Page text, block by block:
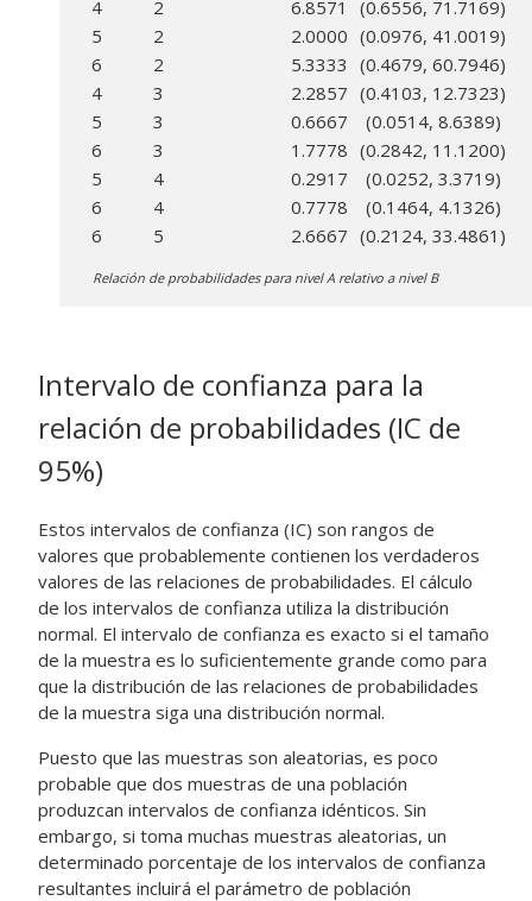
4 2 6.8571
(0.6556, 71.7169)
5
2 2.0000 (0.0976, 41.0019)
6
2 5.3333 (0.4679, 60.7946)
4
3 2.2857 (0.4103, 12.7323)
5
3 0.6667
(0.0514, 8.6389)
6
3 1.7778 (0.2842, 11.1200)
5
4 0.2917
(0.0252, 3.3719)
6
4 0.7778
(0.1464, 4.1326)
6
5 2.6667 (0.2124, 33.4861)
Relación de probabilidades para nivel A relativo a nivel B
Intervalo de confianza para la
relación de probabilidades (IC de
95%)
Estos intervalos de confianza (IC) son rangos de
valores que probablemente contienen los verdaderos
valores de las relaciones de probabilidades. El cálculo
de los intervalos de confianza utiliza la distribución
normal. El intervalo de confianza es exacto si el tamaño
de la muestra es lo suficientemente grande como para
que la distribución de las relaciones de probabilidades
de la muestra siga una distribución normal.
Puesto que las muestras son aleatorias, es poco
probable que dos muestras de una población
produzcan intervalos de confianza idénticos. Sin
embargo, si toma muchas muestras aleatorias, un
determinado porcentaje de los intervalos de confianza
resultantes incluirá el parámetro de población